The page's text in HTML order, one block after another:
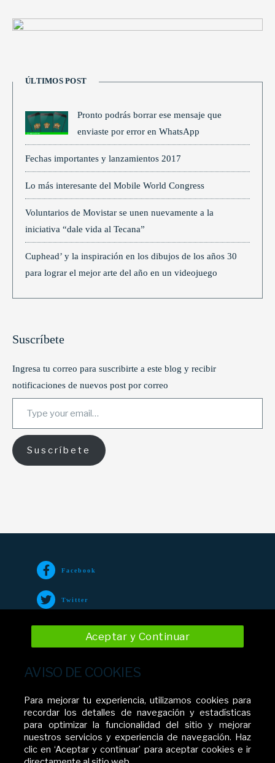
ÚLTIMOS POST
Pronto podrás borrar ese mensaje que
enviaste por error en WhatsApp
Fechas importantes y lanzamientos 2017
Lo más interesante del Mobile World Congress
Voluntarios de Movistar se unen nuevamente a la
iniciativa “dale vida al Tecana”
Cuphead’ y la inspiración en los dibujos de los años 30
para lograr el mejor arte del año en un videojuego
Suscríbete
Ingresa tu correo para suscribirte a este blog y recibir
notificaciones de nuevos post por correo
Type your email…
Suscríbete
Facebook
Twitter
Movistar El Salvador
AVISO DE COOKIES
Para mejorar tu experiencia, utilizamos cookies para
recordar los detalles de navegación y estadísticas
para optimizar la funcionalidad del sitio y mejorar
nuestros servicios y experiencia de navegación. Haz
clic en ‘Aceptar y continuar’ para aceptar cookies e ir
Aceptar y Continuar